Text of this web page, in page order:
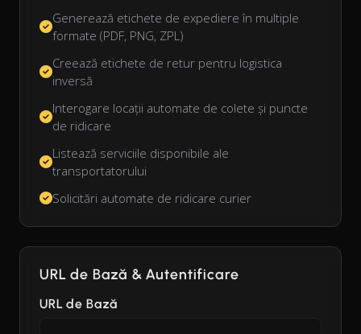
Generează etichete de expediere în multiple
formate (PDF, PNG, ZPL)
Creează etichete de retur pentru logistica
inversă
Interogare locații automate de colete și puncte
de ridicare
Listează serviciile disponibile ale
transportatorului
Solicitări automate de ridicare curier
URL de Bază & Autentificare
URL de Bază